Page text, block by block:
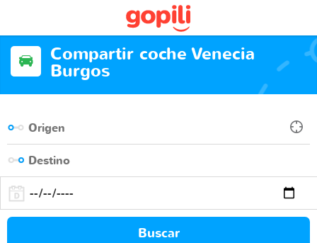
Compartir coche Venecia
Burgos
Buscar